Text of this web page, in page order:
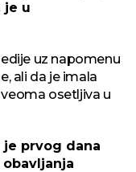
je u
uz napomenu
ali da je imala
osetljiva u
je prvog dana